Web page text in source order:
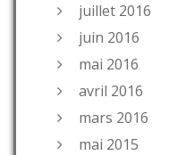
juillet 2016
juin 2016
mai 2016
avril 2016
mars 2016
mai 2015